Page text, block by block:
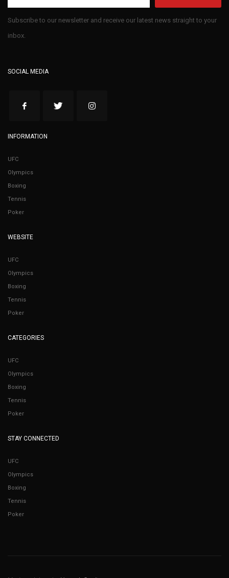
Subscribe to our newsletter and receive our latest news straight to your
inbox.
SOCIAL MEDIA
INFORMATION
UFC
Olympics
Boxing
Tennis
Poker
WEBSITE
UFC
Olympics
Boxing
Tennis
Poker
CATEGORIES
UFC
Olympics
Boxing
Tennis
Poker
STAY CONNECTED
UFC
Olympics
Boxing
Tennis
Poker